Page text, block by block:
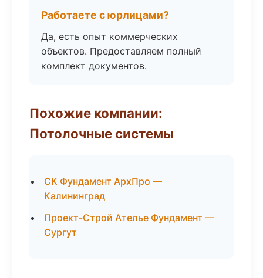
Работаете с юрлицами?
Да, есть опыт коммерческих
объектов. Предоставляем полный
комплект документов.
Похожие компании:
Потолочные системы
СК Фундамент АрхПро —
Калининград
Проект-Строй Ателье Фундамент —
Сургут